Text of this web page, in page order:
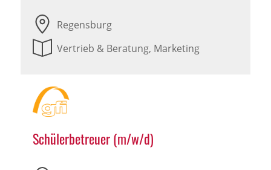
Regensburg
Vertrieb & Beratung, Marketing
Schülerbetreuer (m/w/d)